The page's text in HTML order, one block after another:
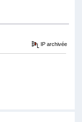
IP archivée